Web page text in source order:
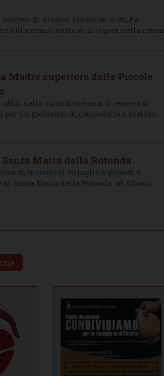
Vescovo di Albano, Vincenzo Viva, ha
diocesano, entrate in vigore nella stessa
Madre superiora delle Piccole
della curia diocesana, il vescovo di
un momento di conoscenza e dialogo,
Maria della Rotonda
da mercoledì 29 luglio a giovedì 6
Santa Maria della Rotonda, ad Albano